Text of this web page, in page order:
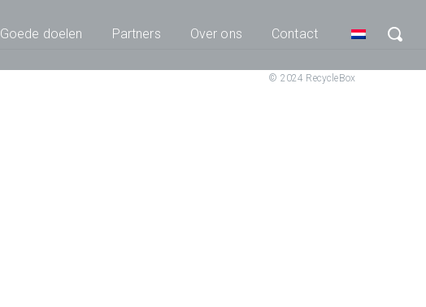
Goede doelen Partners Over ons Contact
© 2024 RecycleBox